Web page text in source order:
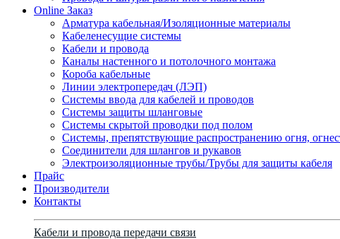
Online Заказ
Арматура кабельная/Изоляционные материалы
Кабеленесущие системы
Кабели и провода
Каналы настенного и потолочного монтажа
Короба кабельные
Линии электропередач (ЛЭП)
Системы ввода для кабелей и проводов
Системы защиты шланговые
Системы скрытой проводки под полом
Системы, препятствующие распространению огня,
Соединители для шлангов и рукавов
Электроизоляционные трубы/Трубы для защиты кабеля
Прайс
Производители
Контакты
Кабели и провода передачи связи